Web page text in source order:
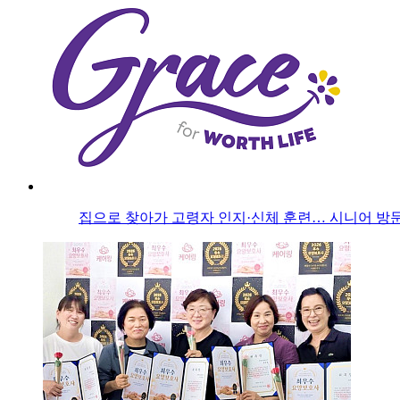
집으로 찾아가 고령자 인지·신체 훈련… 시니어 방